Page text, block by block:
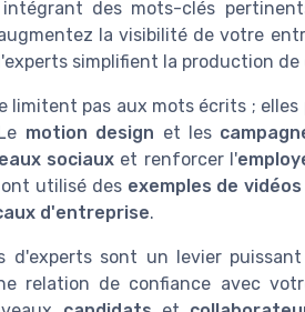
des mots-clés
la visibilité de votre
simplifient la production
limitent pas aux mots écrits ;
motion design et les
sociaux et renforcer l'
ont utilisé des exemples de vidéos
d'entreprise.
d'experts sont un levier
relation de confiance avec